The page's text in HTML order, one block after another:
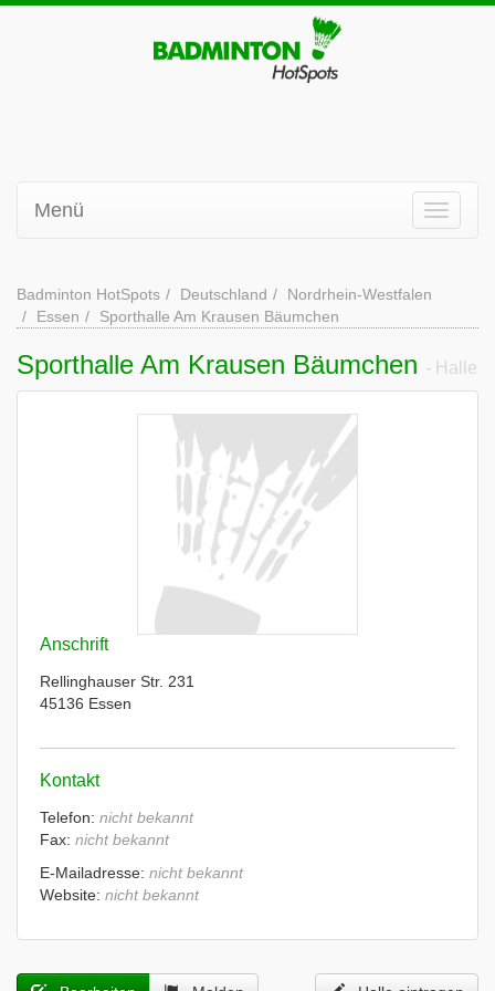
Menü
Badminton HotSpots Deutschland
Nordrhein-Westfalen
Essen
Sporthalle Am Krausen Bäumchen
Sporthalle Am Krausen Bäumchen - Halle
Anschrift
Rellinghauser Str. 231
45136 Essen
Kontakt
Telefon: nicht bekannt
Fax: nicht bekannt
E-Mailadresse: nicht bekannt
Website: nicht bekannt